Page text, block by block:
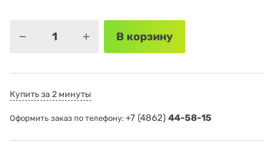
В корзину
Купить за 2 минуты
Оформить заказ по телефону: +7 (4862) 44-58-15